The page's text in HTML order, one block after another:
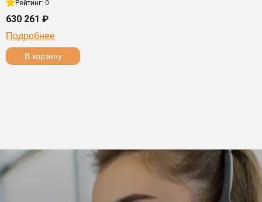
Рейтинг: 0
630 261 ₽
Подробнее
В корзину